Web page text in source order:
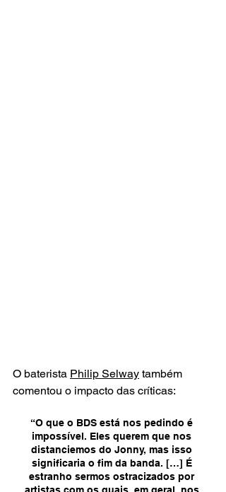
O baterista Philip Selway também
comentou o impacto das críticas:
“O que o BDS está nos pedindo é
impossível. Eles querem que nos
distanciemos do Jonny, mas isso
significaria o fim da banda. […] É
estranho sermos ostracizados por